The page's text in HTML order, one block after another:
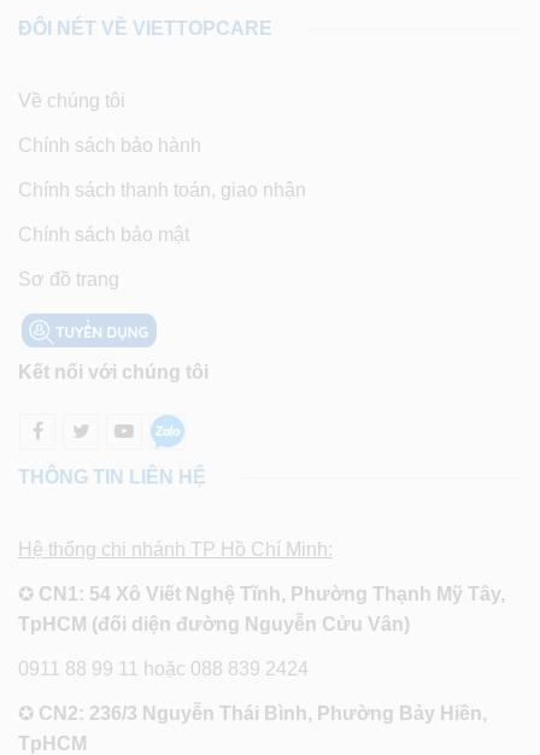
ĐÔI NÉT VỀ VIETTOPCARE
Về chúng tôi
Chính sách bảo hành
Chính sách thanh toán, giao nhận
Chính sách bảo mật
Sơ đồ trang
Kết nối với chúng tôi
THÔNG TIN LIÊN HỆ
Hệ thống chi nhánh TP Hồ Chí Minh:
✪ CN1: 54 Xô Viết Nghệ Tĩnh, Phường Thạnh Mỹ Tây,
TpHCM (đối diện đường Nguyễn Cửu Vân)
0911 88 99 11 hoặc 088 839 2424
✪ CN2: 236/3 Nguyễn Thái Bình, Phường Bảy Hiền,
TpHCM